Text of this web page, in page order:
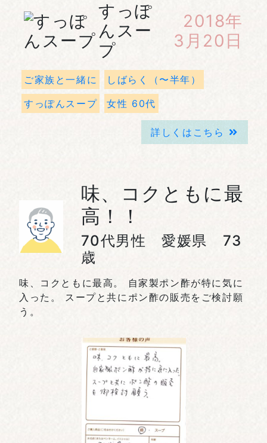
すっぽ
んスー
プ
2018年
3月20日
ご家族と一緒に
しばらく（〜半年）
すっぽんスープ
女性 60代
詳しくはこちら
味、コクともに最
高！！
70代男性 愛媛県 73
歳
味、コクともに最高。 自家製ポン酢が特に気に
入った。 スープと共にポン酢の販売をご検討願
う。